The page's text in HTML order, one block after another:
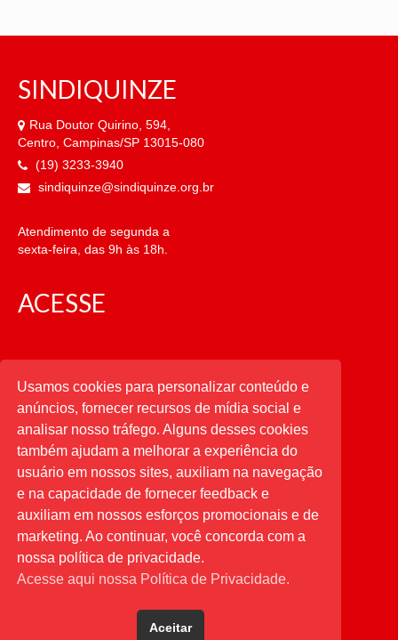
SINDIQUINZE
Rua Doutor Quirino, 594,
Centro, Campinas/SP 13015-080
(19) 3233-3940
sindiquinze@sindiquinze.org.br
Atendimento de segunda a
sexta-feira, das 9h às 18h.
ACESSE
CATEGORIAS
CATEGORIAS
PESQUISAR
Buscar
por:
Usamos cookies para personalizar conteúdo e
anúncios, fornecer recursos de mídia social e
analisar nosso tráfego. Alguns desses cookies
também ajudam a melhorar a experiência do
usuário em nossos sites, auxiliam na navegação
e na capacidade de fornecer feedback e
auxiliam em nossos esforços promocionais e de
marketing. Ao continuar, você concorda com a
nossa política de privacidade.
Acesse aqui nossa Política de Privacidade.
Aceitar